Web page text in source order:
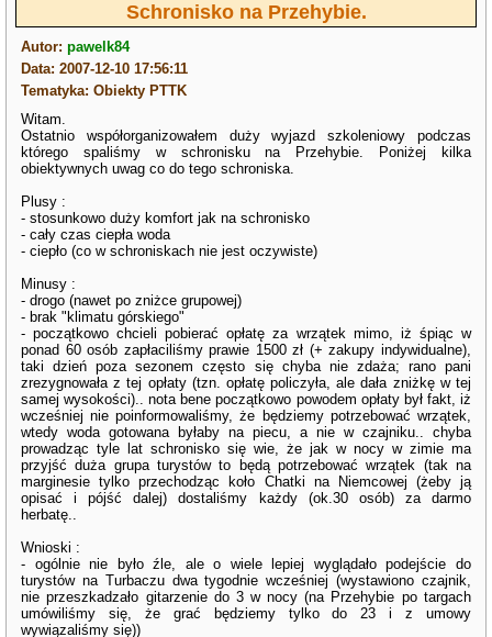
Schronisko na Przehybie.
Autor:pawelk84
Data: 2007-12-10 17:56:11
Tematyka: Obiekty PTTK
Witam.
Ostatnio współorganizowałem duży wyjazd szkoleniowy podczas
którego spaliśmy w schronisku na Przehybie. Poniżej kilka
obiektywnych uwag co do tego schroniska.
Plusy :
- stosunkowo duży komfort jak na schronisko
- cały czas ciepła woda
- ciepło (co w schroniskach nie jest oczywiste)
Minusy :
- drogo (nawet po zniżce grupowej)
- brak "klimatu górskiego"
- początkowo chcieli pobierać opłatę za wrzątek mimo, iż śpiąc w
ponad 60 osób zapłaciliśmy prawie 1500 zł (+ zakupy indywidualne),
taki dzień poza sezonem często się chyba nie zdaża; rano pani
zrezygnowała z tej opłaty (tzn. opłatę policzyła, ale dała zniżkę w tej
samej wysokości).. nota bene początkowo powodem opłaty był fakt, iż
wcześniej nie poinformowaliśmy, że będziemy potrzebować wrzątek,
wtedy woda gotowana byłaby na piecu, a nie w czajniku.. chyba
prowadząc tyle lat schronisko się wie, że jak w nocy w zimie ma
przyjść duża grupa turystów to będą potrzebować wrzątek (tak na
marginesie tylko przechodząc koło Chatki na Niemcowej (żeby ją
opisać i pójść dalej) dostaliśmy każdy (ok.30 osób) za darmo
herbatę..
Wnioski :
- ogólnie nie było źle, ale o wiele lepiej wyglądało podejście do
turystów na Turbaczu dwa tygodnie wcześniej (wystawiono czajnik,
nie przeszkadzało gitarzenie do 3 w nocy (na Przehybie po targach
umówiliśmy się, że grać będziemy tylko do 23 i z umowy
wywiązaliśmy się))